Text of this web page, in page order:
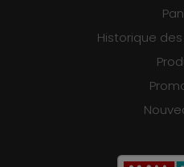
Historique